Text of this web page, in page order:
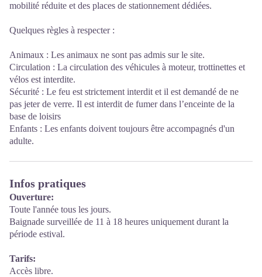
mobilité réduite et des places de stationnement dédiées.
Quelques règles à respecter :
Animaux : Les animaux ne sont pas admis sur le site.
Circulation : La circulation des véhicules à moteur, trottinettes et
vélos est interdite.
Sécurité : Le feu est strictement interdit et il est demandé de ne
pas jeter de verre. Il est interdit de fumer dans l’enceinte de la
base de loisirs
Enfants : Les enfants doivent toujours être accompagnés d'un
adulte.
Infos pratiques
Ouverture:
Toute l'année tous les jours.
Baignade surveillée de 11 à 18 heures uniquement durant la
période estival.
Tarifs:
Accès libre.